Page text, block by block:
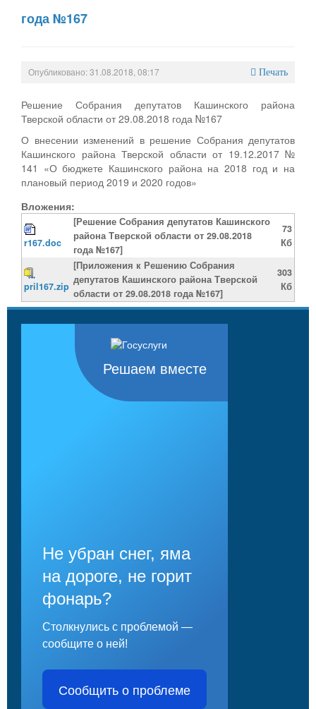
года №167
Опубликовано: 31.08.2018, 08:17 Печать
Решение Собрания депутатов Кашинского района
Тверской области от 29.08.2018 года №167
О внесении изменений в решение Собрания депутатов
Кашинского района Тверской области от 19.12.2017 №
141 «О бюджете Кашинского района на 2018 год и на
плановый период 2019 и 2020 годов»
Вложения:
r167.doc
[Решение Собрания депутатов Кашинского
района Тверской области от 29.08.2018
года №167]
73
Кб
pril167.zip
[Приложения к Решению Собрания
депутатов Кашинского района Тверской
области от 29.08.2018 года №167]
303
Кб
Решаем вместе
Не убран снег, яма
на дороге, не горит
фонарь?
Столкнулись с проблемой —
сообщите о ней!
Сообщить о проблеме